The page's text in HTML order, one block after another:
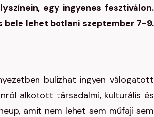
egy ingyenes fesztiválon.
bele lehet botlani szeptember 7-9.
bulizhat ingyen válogatott
alkotott társadalmi, kulturális és
amit nem lehet sem műfaji sem